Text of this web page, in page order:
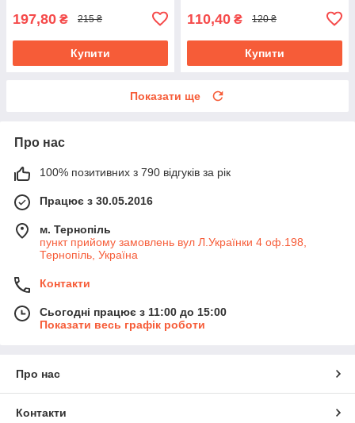
197,80 ₴ 215 ₴
Купити
110,40 ₴ 120 ₴
Купити
Показати ще
Про нас
100% позитивних з 790 відгуків за рік
Працює з 30.05.2016
м. Тернопіль
пункт прийому замовлень вул Л.Українки 4 оф.198,
Тернопіль, Україна
Контакти
Сьогодні працює з 11:00 до 15:00
Показати весь графік роботи
Про нас
Контакти